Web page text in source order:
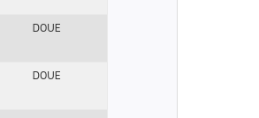
DOUE
DOUE